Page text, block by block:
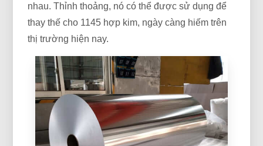
nhau. Thỉnh thoảng, nó có thể được sử dụng để
thay thế cho 1145 hợp kim, ngày càng hiếm trên
thị trường hiện nay.